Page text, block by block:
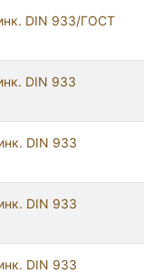
DIN 933/ГОСТ
DIN 933
DIN 933
DIN 933
DIN 933